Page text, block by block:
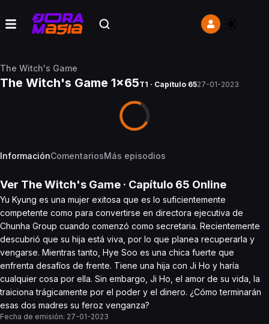
The Witch's Game
The Witch's Game 1x65T1 · Capítulo 6527-01-2023
InformaciónComentariosMás episodios
Ver The Witch's Game · Capítulo 65 Online
Yu Kyung es una mujer exitosa que es lo suficientemente
competente como para convertirse en directora ejecutiva de
Chunha Group cuando comenzó como secretaria. Recientemente
descubrió que su hija está viva, por lo que planea recuperarla y
vengarse. Mientras tanto, Hye Soo es una chica fuerte que
enfrenta desafíos de frente. Tiene una hija con Ji Ho y haría
cualquier cosa por ella. Sin embargo, Ji Ho, el amor de su vida, la
traiciona trágicamente por el poder y el dinero. ¿Cómo terminarán
esas dos madres su feroz venganza?
Fecha de emisión: 27-01-2023